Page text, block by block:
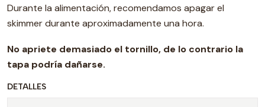
Durante la alimentación, recomendamos apagar el
skimmer durante aproximadamente una hora.
No apriete demasiado el tornillo, de lo contrario la
tapa podría dañarse.
DETALLES